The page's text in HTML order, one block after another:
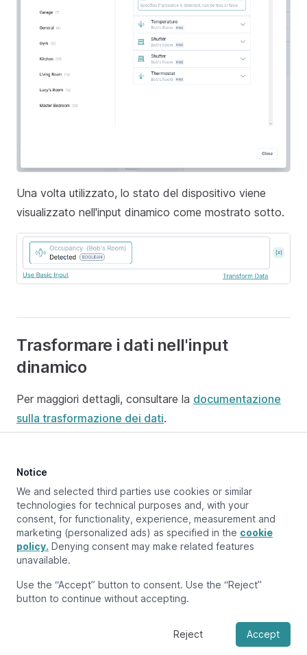
Una volta utilizzato, lo stato del dispositivo viene
visualizzato nell'input dinamico come mostrato sotto.
Trasformare i dati nell'input
dinamico
Per maggiori dettagli, consultare la documentazione
sulla trasformazione dei dati.
Aggiornato a:
Pagina precedente
Aggiunta e collegamento di blocchi
Pagina successiva
Notice
We and selected third parties use cookies or similar
technologies for technical purposes and, with your
consent, for functionality, experience, measurement and
marketing (personalized ads) as specified in the cookie
policy. Denying consent may make related features
unavailable.
Use the “Accept” button to consent. Use the “Reject”
button to continue without accepting.
Reject Accept